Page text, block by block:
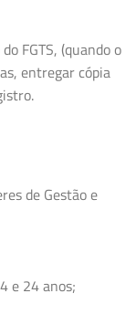
FGTS, (quando o
entregar cópia
de Gestão e
e 24 anos;